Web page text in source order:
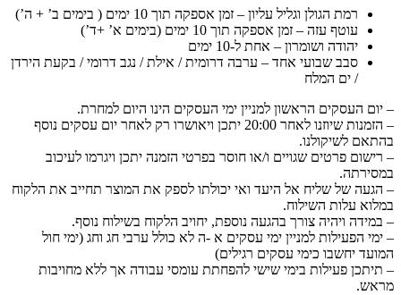
רמת הגולן וגליל עליון – זמן אספקה תוך 10 ימים ( בימים ב’ + ה’)
עוטף עזה – זמן אספקה תוך 10 ימים (בימים א’ +ד’)
יהודה ושומרון – אחת ל-10 ימים
סבב שבועי אחד – ערבה דרומית / אילת / נגב דרומי / בקעת הירדן
/ ים המלח
– יום העסקים הראשון למניין ימי העסקים הינו היום למחרת.
– הזמנות שיוזנו לאחר 20:00 יתכן ויאושרו רק לאחר יום עסקים נוסף
בהתאם לשיקולנו.
– רישום פרטים שגויים ו/או חוסר בפרטי הזמנה יתכן ויגרמו לעיכוב
במסירתה.
– הגעה של שליח אל היעד ואי יכולתו לספק את המוצר תחייב את הלקוח
במלוא עלות השילוח.
– במידה ויהיה צורך בהגעה נוספת, יחויב הלקוח בשילוח נוסף.
– ימי הפעילות למניין ימי עסקים א -ה לא כולל ערבי חג וחג (ימי חול
המועד יחשבו כימי עסקים רגילים)
– תיתכן פעילות בימי שישי להפחתת עומסי עבודה אך ללא מחויבות
מראש.